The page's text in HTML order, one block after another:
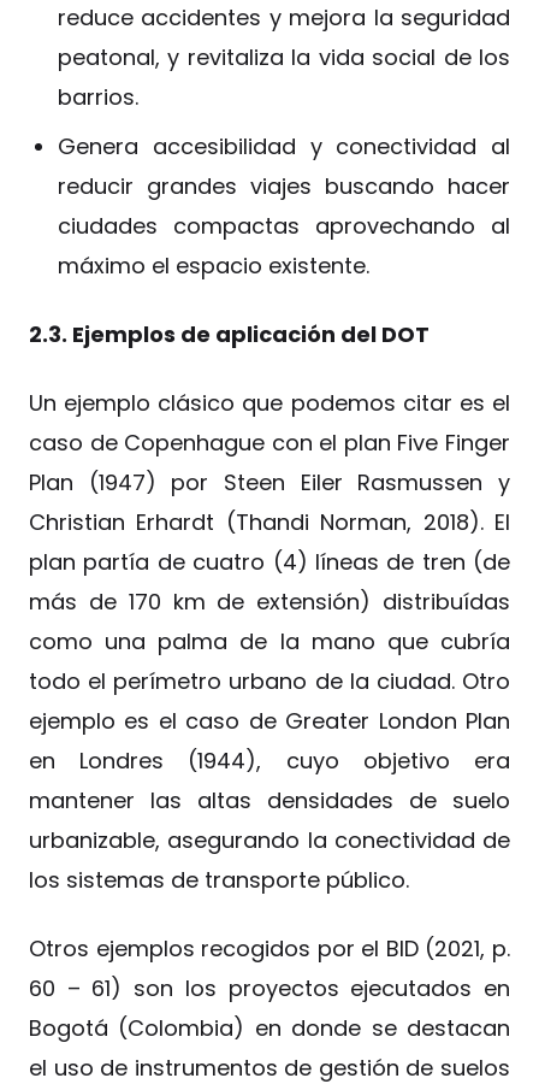
reduce accidentes y mejora la seguridad
peatonal, y revitaliza la vida social de los
barrios.
Genera accesibilidad y conectividad al
reducir grandes viajes buscando hacer
ciudades compactas aprovechando al
máximo el espacio existente.
2.3. Ejemplos de aplicación del DOT
Un ejemplo clásico que podemos citar es el
caso de Copenhague con el plan Five Finger
Plan (1947) por Steen Eiler Rasmussen y
Christian Erhardt (Thandi Norman, 2018). El
plan partía de cuatro (4) líneas de tren (de
más de 170 km de extensión) distribuídas
como una palma de la mano que cubría
todo el perímetro urbano de la ciudad. Otro
ejemplo es el caso de Greater London Plan
en Londres (1944), cuyo objetivo era
mantener las altas densidades de suelo
urbanizable, asegurando la conectividad de
los sistemas de transporte público.
Otros ejemplos recogidos por el BID (2021, p.
60 – 61) son los proyectos ejecutados en
Bogotá (Colombia) en donde se destacan
el uso de instrumentos de gestión de suelos